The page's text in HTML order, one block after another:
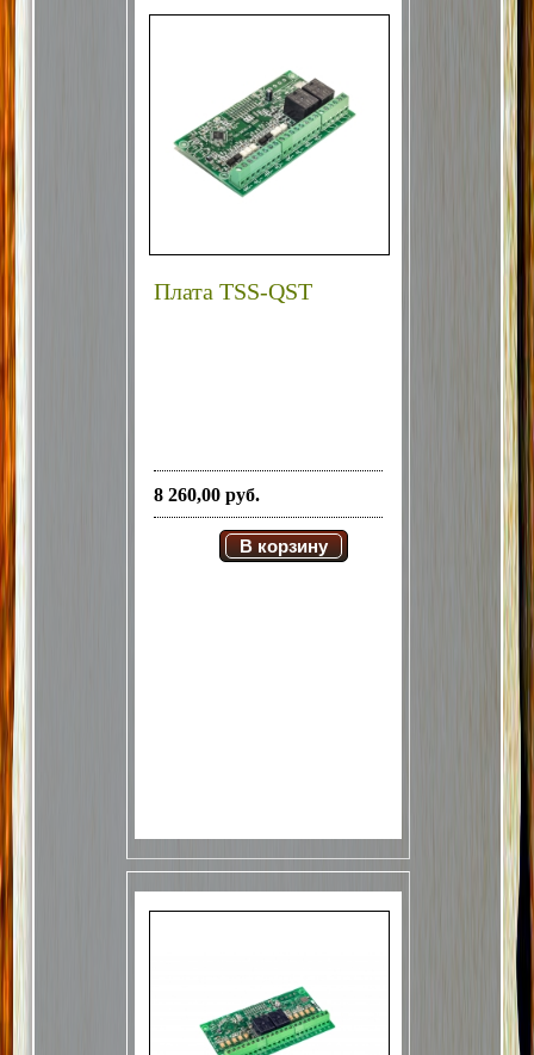
Плата TSS-QST
8 260,00 руб.
В корзину